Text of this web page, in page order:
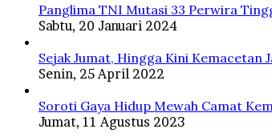
Panglima TNI Mutasi 33 Perwira
Sabtu, 20 Januari 2024
Sejak Jumat, Hingga Kini Kemacetan
Senin, 25 April 2022
Soroti Gaya Hidup Mewah Camat
Jumat, 11 Agustus 2023